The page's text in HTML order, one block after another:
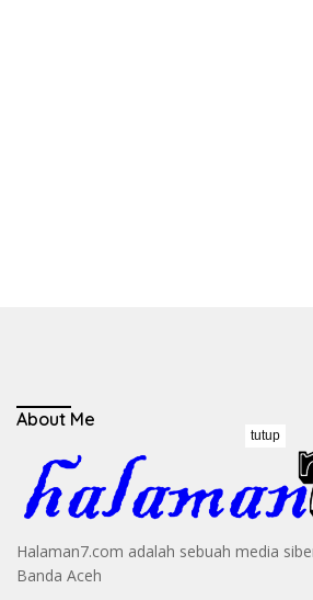
About Me
Halaman7.com adalah sebuah media
Banda Aceh
tutup